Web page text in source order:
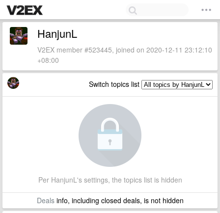
HanjunL
V2EX member #523445, joined on 2020-12-11 23:12:10
+08:00
Switch topics list
Per HanjunL's settings, the topics list is hidden
Dealsinfo, including closed deals, is not hidden